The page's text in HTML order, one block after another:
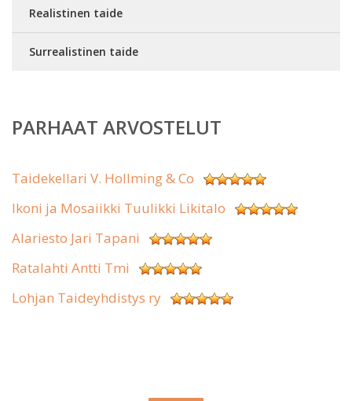
Realistinen taide
Surrealistinen taide
PARHAAT ARVOSTELUT
Taidekellari V. Hollming & Co
Ikoni ja Mosaiikki Tuulikki Likitalo
Alariesto Jari Tapani
Ratalahti Antti Tmi
Lohjan Taideyhdistys ry